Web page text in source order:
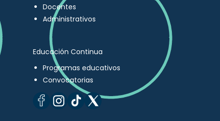
Docentes
Administrativos
Educación Continua
Programas educativos
Convocatorias